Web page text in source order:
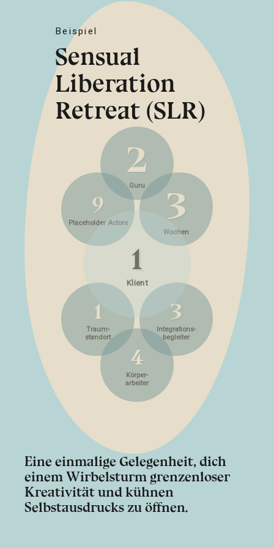
Beispiel
Sensual
Liberation
Retreat (SLR)
1
Guru
10
Placeholder Actors
3
Wochen
1
Klient
2
Traum-
standort
3
Integrations-
begleiter
1
Körper-
Eine einmalige Gelegenheit, dich
einem Wirbelsturm grenzenloser
Kreativität und kühnen
Selbstausdrucks zu öffnen.